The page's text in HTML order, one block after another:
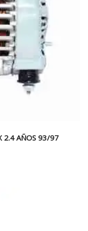
2.4 AÑOS 93/97